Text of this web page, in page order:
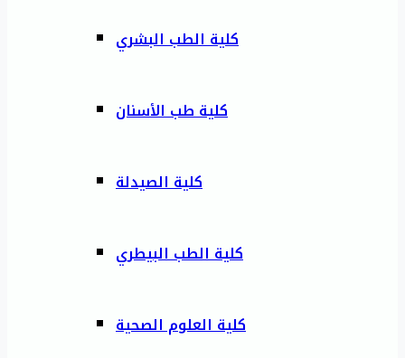
كلية الطب البشري
كلية طب الأسنان
كلية الصيدلة
كلية الطب البيطري
كلية العلوم الصحية